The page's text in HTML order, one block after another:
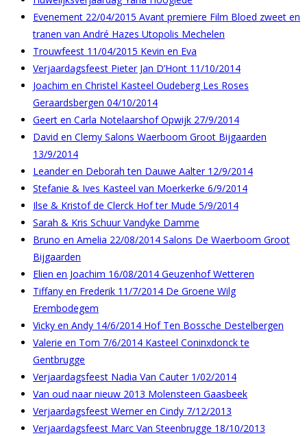
Evenement 22/04/2015 Avant premiere Film Bloed zweet en
tranen van André Hazes Utopolis Mechelen
Trouwfeest 11/04/2015 Kevin en Eva
Verjaardagsfeest Pieter Jan D’Hont 11/10/2014
Joachim en Christel Kasteel Oudeberg Les Roses
Geraardsbergen 04/10/2014
Geert en Carla Notelaarshof Opwijk 27/9/2014
David en Clemy Salons Waerboom Groot Bijgaarden
13/9/2014
Leander en Deborah ten Dauwe Aalter 12/9/2014
Stefanie & Ives Kasteel van Moerkerke 6/9/2014
Ilse & Kristof de Clerck Hof ter Mude 5/9/2014
Sarah & Kris Schuur Vandyke Damme
Bruno en Amelia 22/08/2014 Salons De Waerboom Groot
Bijgaarden
Elien en Joachim 16/08/2014 Geuzenhof Wetteren
Tiffany en Frederik 11/7/2014 De Groene Wilg
Erembodegem
Vicky en Andy 14/6/2014 Hof Ten Bossche Destelbergen
Valerie en Tom 7/6/2014 Kasteel Coninxdonck te
Gentbrugge
Verjaardagsfeest Nadia Van Cauter 1/02/2014
Van oud naar nieuw 2013 Molensteen Gaasbeek
Verjaardagsfeest Werner en Cindy 7/12/2013
Verjaardagsfeest Marc Van Steenbrugge 18/10/2013